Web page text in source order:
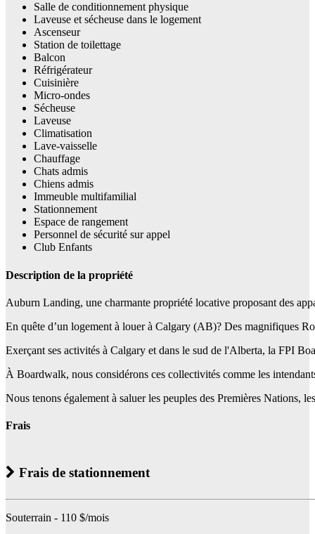
Salle de conditionnement physique
Laveuse et sécheuse dans le logement
Ascenseur
Station de toilettage
Balcon
Réfrigérateur
Cuisinière
Micro-ondes
Sécheuse
Laveuse
Climatisation
Lave-vaisselle
Chauffage
Chats admis
Chiens admis
Immeuble multifamilial
Stationnement
Espace de rangement
Personnel de sécurité sur appel
Club Enfants
Description de la propriété
Auburn Landing, une charmante propriété locative proposant des
En quête d’un logement à louer à Calgary (AB)? Des magnifiques
Exerçant ses activités à Calgary et dans le sud de l'Alberta, la FPI
À Boardwalk, nous considérons ces collectivités comme les
Nous tenons également à saluer les peuples des Premières Nations,
Frais
Frais de stationnement
Souterrain - 110 $/mois